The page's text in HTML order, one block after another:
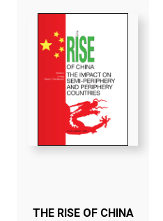
THE RISE OF CHINA